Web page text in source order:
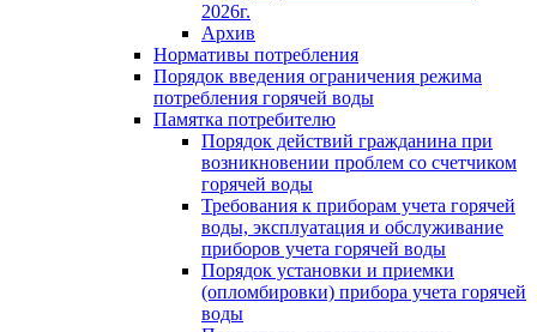
2026г.
Архив
Нормативы потребления
Порядок введения ограничения режима
потребления горячей воды
Памятка потребителю
Порядок действий гражданина при
возникновении проблем со счетчиком
горячей воды
Требования к приборам учета горячей
воды, эксплуатация и обслуживание
приборов учета горячей воды
Порядок установки и приемки
(опломбировки) прибора учета горячей
воды